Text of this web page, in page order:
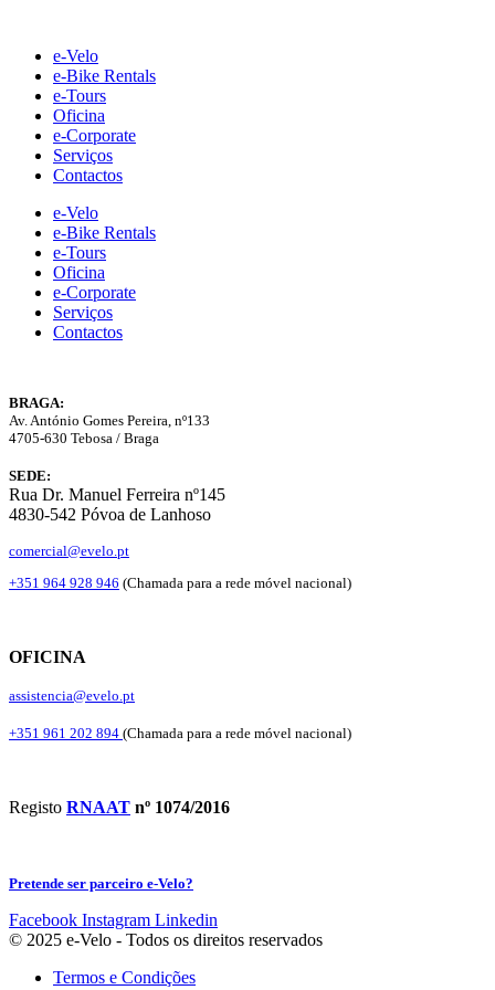
contente-Velo
e-Bike Rentals
e-Tours
Oficina
e-Corporate
Serviços
Contactos
e-Velo
e-Bike Rentals
e-Tours
Oficina
e-Corporate
Serviços
Contactos
BRAGA:
Av. António Gomes Pereira, nº133
4705-630 Tebosa / Braga
SEDE:
Rua Dr. Manuel Ferreira nº145
4830-542 Póvoa de Lanhoso
comercial@evelo.pt
+351 964 928 946 (Chamada para a rede móvel nacional)
OFICINA
assistencia@evelo.pt
+351 961 202 894 (Chamada para a rede móvel nacional)
Registo RNAAT nº 1074/2016
Pretende ser parceiro e-Velo?
Facebook Instagram Linkedin
© 2025 e-Velo - Todos os direitos reservados
Termos e Condições